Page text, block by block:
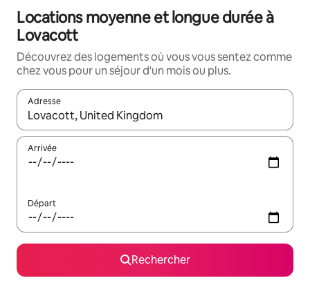
Locations moyenne et longue durée à
Lovacott
Découvrez des logements où vous vous sentez comme
chez vous pour un séjour d'un mois ou plus.
Adresse
Lorsque les résultats s'affichent, utilisez les flèches vers le
Arrivée
Départ
Rechercher